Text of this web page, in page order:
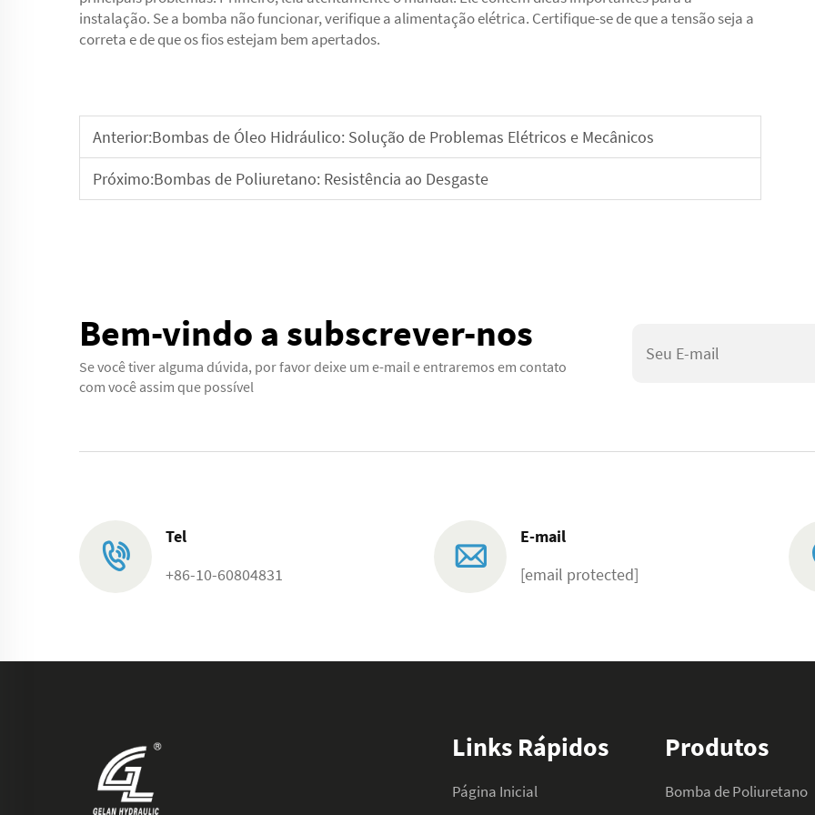
instalação. Se a bomba não funcionar, verifique a alimentação elétrica. Certifique-se de que a tensão seja a
correta e de que os fios estejam bem apertados.
Anterior:Bombas de Óleo Hidráulico: Solução de Problemas Elétricos e Mecânicos
Próximo:Bombas de Poliuretano: Resistência ao Desgaste
Bem-vindo a subscrever-nos
Se você tiver alguma dúvida, por favor deixe um e-mail e entraremos em contato
com você assim que possível
Tel
+86-10-60804831
E-mail
[email protected]
Links Rápidos
Página Inicial
Produtos
Bomba de Poliuretano